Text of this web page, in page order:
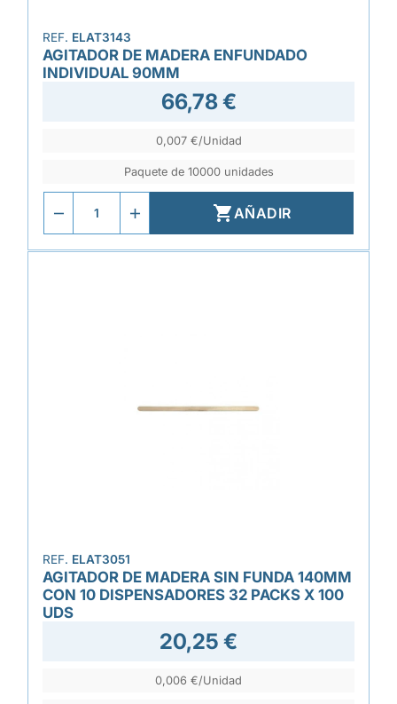
REF. ELAT3143
AGITADOR DE MADERA ENFUNDADO
INDIVIDUAL 90MM
66,78 €
0,007 €/Unidad
Paquete de 10000 unidades
AÑADIR
REF. ELAT3051
AGITADOR DE MADERA SIN FUNDA 140MM
CON 10 DISPENSADORES 32 PACKS X 100
UDS
20,25 €
0,006 €/Unidad